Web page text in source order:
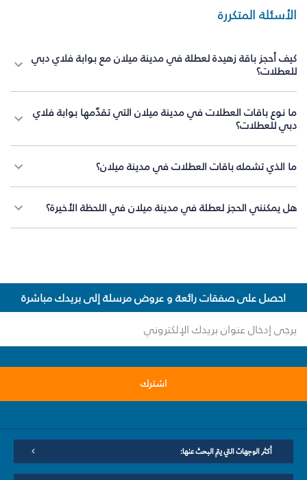
الأسئلة المتكررة
كيف أحجز باقة زهيدة لعطلة في مدينة ميلان مع بوابة فلاي دبي
للعطلات؟
ما نوع باقات العطلات في مدينة ميلان التي تقدّمها بوابة فلاي
دبي للعطلات؟
ما الذي تشمله باقات العطلات في مدينة ميلان؟
هل يمكنني الحجز لعطلة في مدينة ميلان في اللحظة الأخيرة؟
احصل على صفقات رائعة و عروض مرسلة إلى بريدك مباشرة
اشترك
أكثر الوجهات التي يتم البحث عنها: